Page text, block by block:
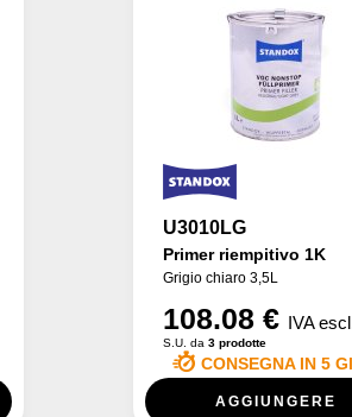
U3010LG
Primer riempitivo 1K
Grigio chiaro 3,5L
108.08 € IVA
S.U. da3 prodotte
CONSEGNA IN 5
AGGIUNGERE